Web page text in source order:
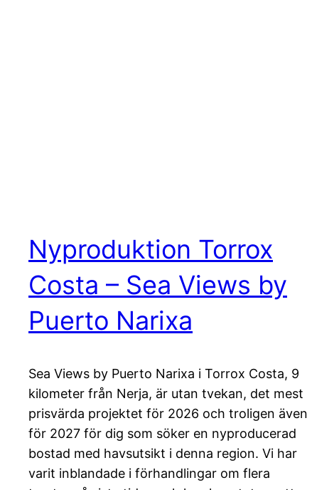
Nyproduktion Torrox
Costa – Sea Views by
Puerto Narixa
Sea Views by Puerto Narixa i Torrox Costa, 9
kilometer från Nerja, är utan tvekan, det mest
prisvärda projektet för 2026 och troligen även
för 2027 för dig som söker en nyproducerad
bostad med havsutsikt i denna region. Vi har
varit inblandade i förhandlingar om flera